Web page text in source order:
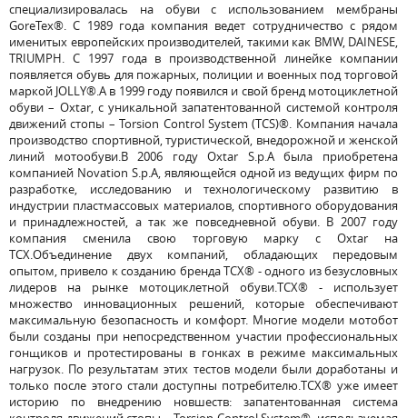
специализировалась на обуви с использованием мембраны
GoreTex®. С 1989 года компания ведет сотрудничество с рядом
именитых европейских производителей, такими как BMW, DAINESE,
TRIUMPH. С 1997 года в производственной линейке компании
появляется обувь для пожарных, полиции и военных под торговой
маркой JOLLY®.А в 1999 году появился и свой бренд мотоциклетной
обуви – Oxtar, с уникальной запатентованной системой контроля
движений стопы – Torsion Control System (TCS)®. Компания начала
производство спортивной, туристической, внедорожной и женской
линий мотообуви.В 2006 году Oxtar S.p.A была приобретена
компанией Novation S.p.A, являющейся одной из ведущих фирм по
разработке, исследованию и технологическому развитию в
индустрии пластмассовых материалов, спортивного оборудования
и принадлежностей, а так же повседневной обуви. В 2007 году
компания сменила свою торговую марку с Oxtar на
TCX.Объединение двух компаний, обладающих передовым
опытом, привело к созданию бренда TCX® - одного из безусловных
лидеров на рынке мотоциклетной обуви.TCX® - использует
множество инновационных решений, которые обеспечивают
максимальную безопасность и комфорт. Многие модели мотобот
были созданы при непосредственном участии профессиональных
гонщиков и протестированы в гонках в режиме максимальных
нагрузок. По результатам этих тестов модели были доработаны и
только после этого стали доступны потребителю.TCX® уже имеет
историю по внедрению новшеств: запатентованная система